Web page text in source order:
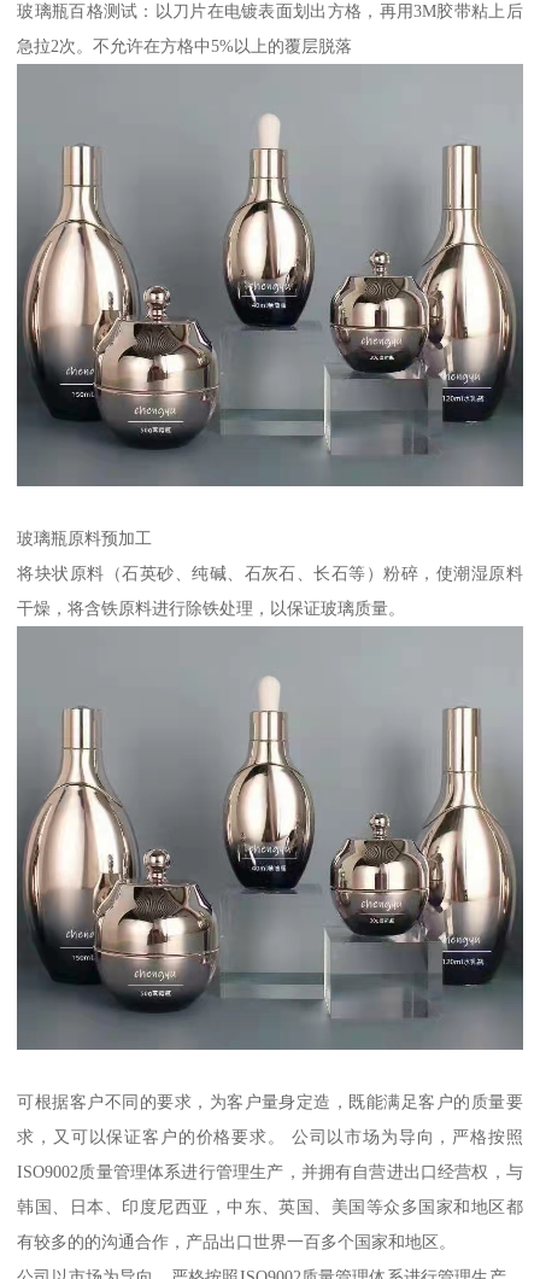
玻璃瓶百格测试：以刀片在电镀表面划出方格，再用3M胶带粘上后
急拉2次。不允许在方格中5%以上的覆层脱落
玻璃瓶原料预加工
将块状原料（石英砂、纯碱、石灰石、长石等）粉碎，使潮湿原料
干燥，将含铁原料进行除铁处理，以保证玻璃质量。
可根据客户不同的要求，为客户量身定造，既能满足客户的质量要
求，又可以保证客户的价格要求。 公司以市场为导向，严格按照
ISO9002质量管理体系进行管理生产，并拥有自营进出口经营权，与
韩国、日本、印度尼西亚，中东、英国、美国等众多国家和地区都
有较多的的沟通合作，产品出口世界一百多个国家和地区。